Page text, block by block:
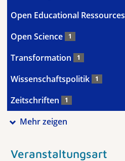
Open Educational Ressources
Open Science 1
Transformation 1
Wissenschaftspolitik 1
Zeitschriften 1
Mehr zeigen
Veranstaltungsart